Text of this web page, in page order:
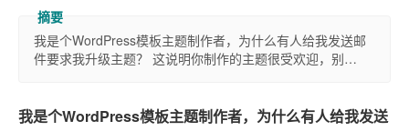
我是个WordPress模板主题制作者，为什么有人给我发送邮
件要求我升级主题？ 这说明你制作的主题很受欢迎，别…
我是个WordPress模板主题制作者，为什么有人给我发送